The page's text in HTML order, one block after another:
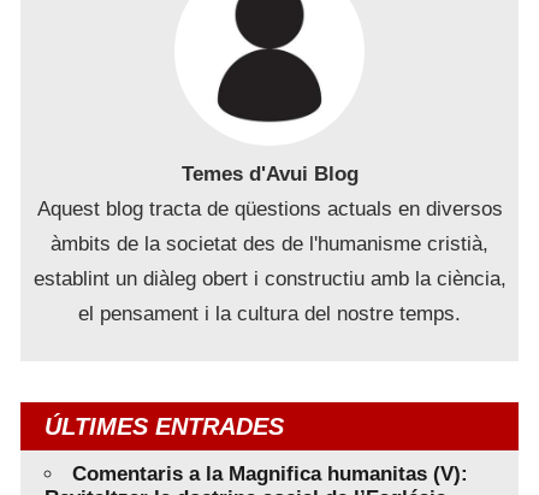
Temes d'Avui Blog
Aquest blog tracta de qüestions actuals en diversos
àmbits de la societat des de l'humanisme cristià,
establint un diàleg obert i constructiu amb la ciència,
el pensament i la cultura del nostre temps.
ÚLTIMES ENTRADES
Comentaris a la Magnifica humanitas (V):